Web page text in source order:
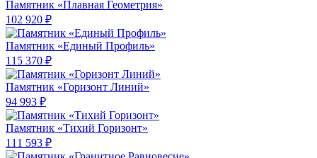
Памятник «Плавная Геометрия»
102 920 ₽
Памятник «Единый Профиль»
115 370 ₽
Памятник «Горизонт Линий»
94 993 ₽
Памятник «Тихий Горизонт»
111 593 ₽